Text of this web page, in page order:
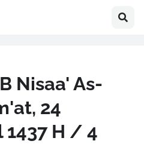
Nisaa' As-
24
1437 H / 4